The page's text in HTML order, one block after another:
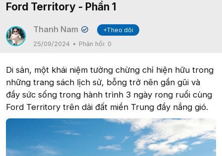
Ford Territory - Phần 1
Thanh Nam ✔
+Theo dõi
25/09/2024
Phản hồi: 0
Di sản, một khái niệm tưởng chừng chỉ hiện hữu trong
những trang sách lịch sử, bỗng trở nên gần gũi và
đầy sức sống trong hành trình 3 ngày rong ruổi cùng
Ford Territory trên dải đất miền Trung đầy nắng gió.